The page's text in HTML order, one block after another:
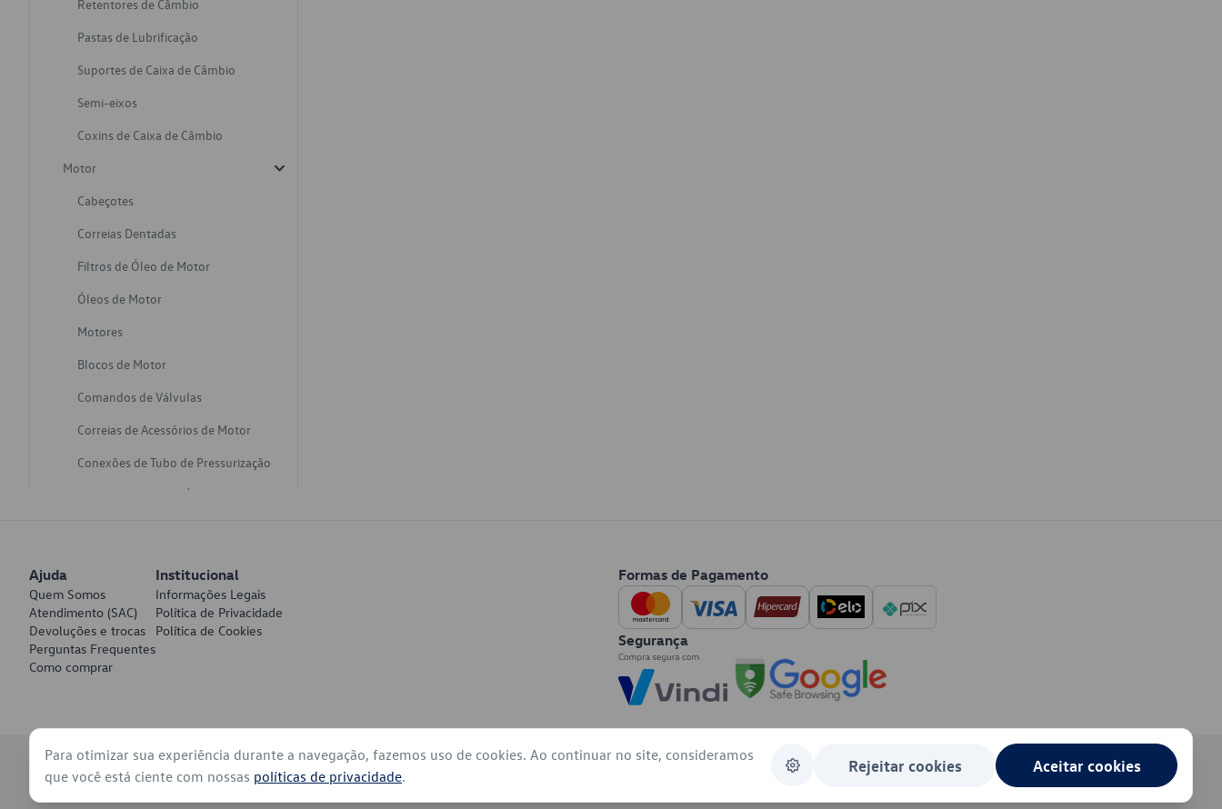
Retentores de Câmbio
Pastas de Lubrificação
Suportes de Caixa de Câmbio
Semi-eixos
Coxins de Caixa de Câmbio
Motor
Cabeçotes
Correias Dentadas
Filtros de Óleo de Motor
Óleos de Motor
Motores
Blocos de Motor
Comandos de Válvulas
Correias de Acessórios de Motor
Conexões de Tubo de Pressurização
Varetas de Nivel de Óleo
Discos de Freio
Juntas de Bomba de Vácuo
Mangueiras de Vácuo de Servo
Pratos de Disco de Freio
Travas de Pastilha de Freio
Ajuda
Quem Somos
Atendimento (SAC)
Devoluções e trocas
Perguntas Frequentes
Como comprar
Institucional
Informações Legais
Política de Privacidade
Política de Cookies
Formas de Pagamento
Segurança
© 2026 - Volkswagen do Brasil - Todos os direitos reservados
Para otimizar sua experiência durante a navegação, fazemos uso de cookies. Ao continuar no site, consideramos
que você está ciente com nossas políticas de privacidade.
Rejeitar cookies Aceitar cookies